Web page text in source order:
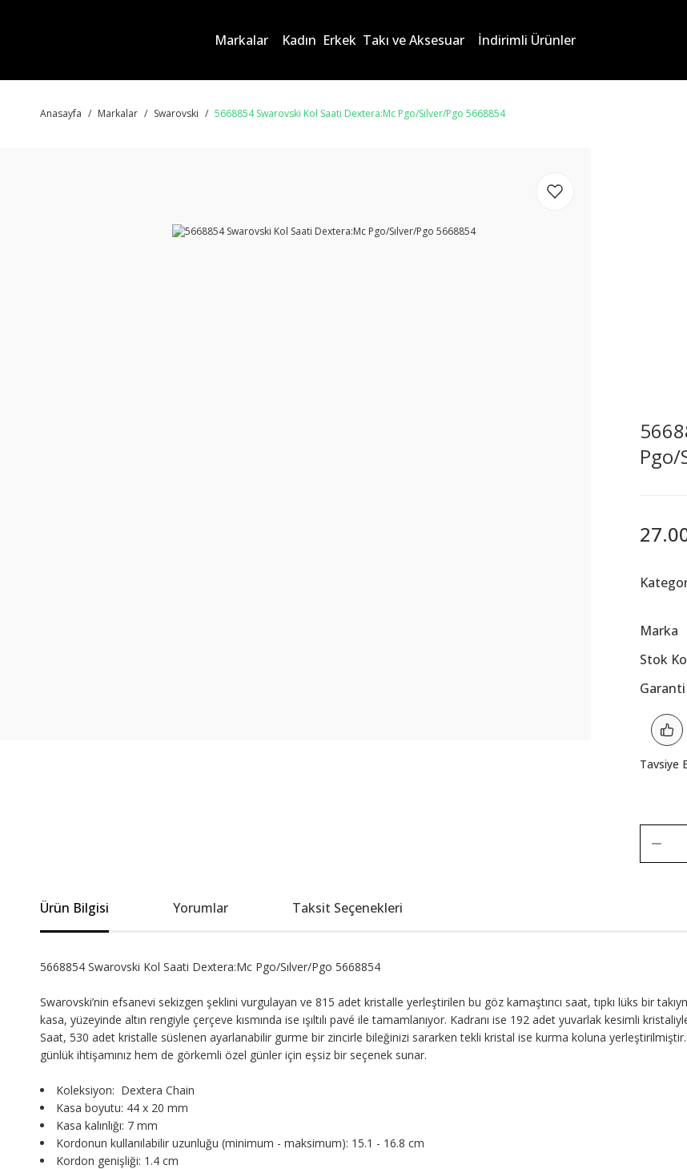
Markalar Kadın Erkek Takı ve Aksesuar İndirimli Ürünler
Anasayfa Markalar Swarovski 5668854 Swarovski Kol Saati Dextera:Mc Pgo/Sılver/Pgo 5668854
Pgo/
Marka
Stok
Tavsiye
Ürün Bilgisi Yorumlar Taksit Seçenekleri
5668854 Swarovski Kol Saati Dextera:Mc Pgo/Sılver/Pgo 5668854
Swarovski’nin efsanevi sekizgen şeklini vurgulayan ve 815 adet kristalle yerleştirilen bu göz kamaştırıcı saat, tıpkı lüks bir
kasa, yüzeyinde altın rengiyle çerçeve kısmında ise ışıltılı pavé ile tamamlanıyor. Kadranı ise 192 adet yuvarlak kesimli
Saat, 530 adet kristalle süslenen ayarlanabilir gurme bir zincirle bileğinizi sararken tekli kristal ise kurma koluna yerleştirilmiştir.
günlük ihtişamınız hem de görkemli özel günler için eşsiz bir seçenek sunar.
Koleksiyon: Dextera Chain
Kasa boyutu: 44 x 20 mm
Kasa kalınlığı: 7 mm
Kordonun kullanılabilir uzunluğu (minimum - maksimum): 15.1 - 16.8 cm
Kordon genişliği: 1.4 cm